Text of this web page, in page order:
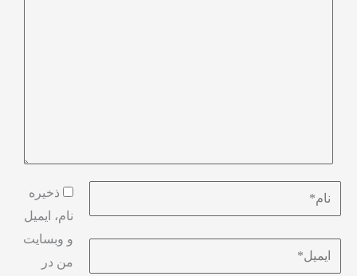
نام*
ایمیل*
ذخیره
نام، ایمیل
و وبسایت
من در